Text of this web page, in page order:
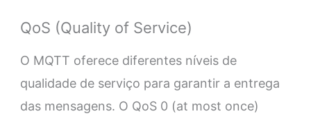
QoS (Quality of Service)
O MQTT oferece diferentes níveis de
qualidade de serviço para garantir a entrega
das mensagens. O QoS 0 (at most once)